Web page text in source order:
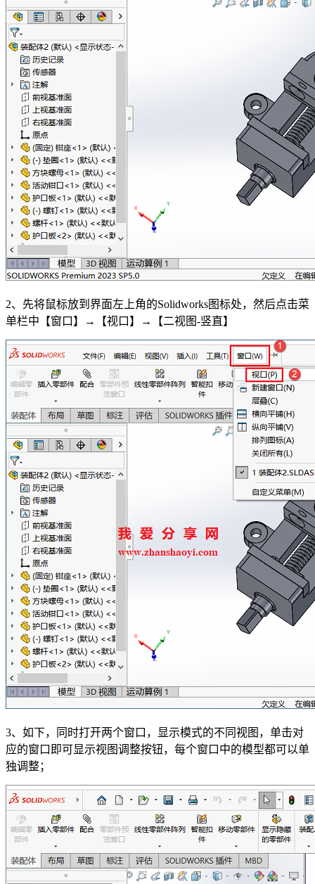
2、先将鼠标放到界面左上角的Solidworks图标处，然后点击菜
单栏中【窗口】→【视口】→【二视图-竖直】
3、如下，同时打开两个窗口，显示模式的不同视图，单击对
应的窗口即可显示视图调整按钮，每个窗口中的模型都可以单
独调整；